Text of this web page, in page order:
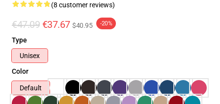
(8 customer reviews)
€47.09 €37.67 $40.95 -20%
Type
Unisex
Color
Default